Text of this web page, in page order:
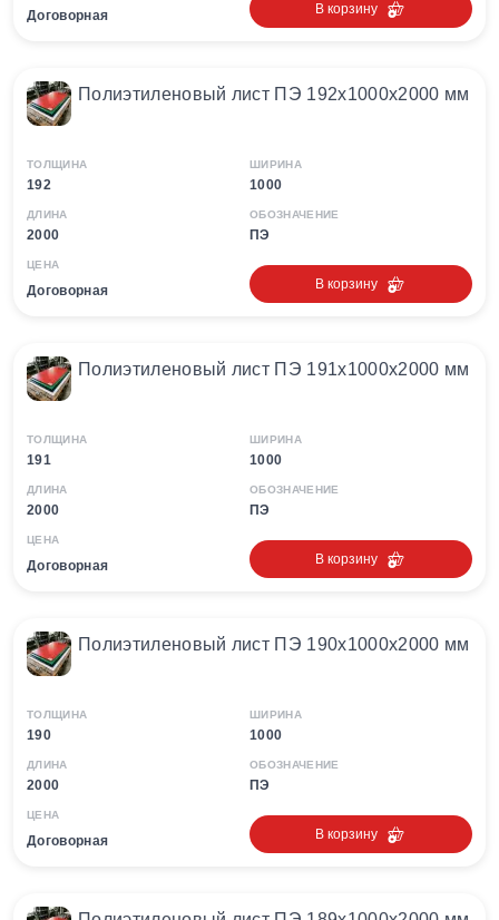
Договорная В корзину
Полиэтиленовый лист ПЭ 192х1000х2000 мм
ТОЛЩИНА
192
ШИРИНА
1000
ДЛИНА
2000
ОБОЗНАЧЕНИЕ
ПЭ
ЦЕНА
Договорная В корзину
Полиэтиленовый лист ПЭ 191х1000х2000 мм
ТОЛЩИНА
191
ШИРИНА
1000
ДЛИНА
2000
ОБОЗНАЧЕНИЕ
ПЭ
ЦЕНА
Договорная В корзину
Полиэтиленовый лист ПЭ 190х1000х2000 мм
ТОЛЩИНА
190
ШИРИНА
1000
ДЛИНА
2000
ОБОЗНАЧЕНИЕ
ПЭ
ЦЕНА
Договорная В корзину